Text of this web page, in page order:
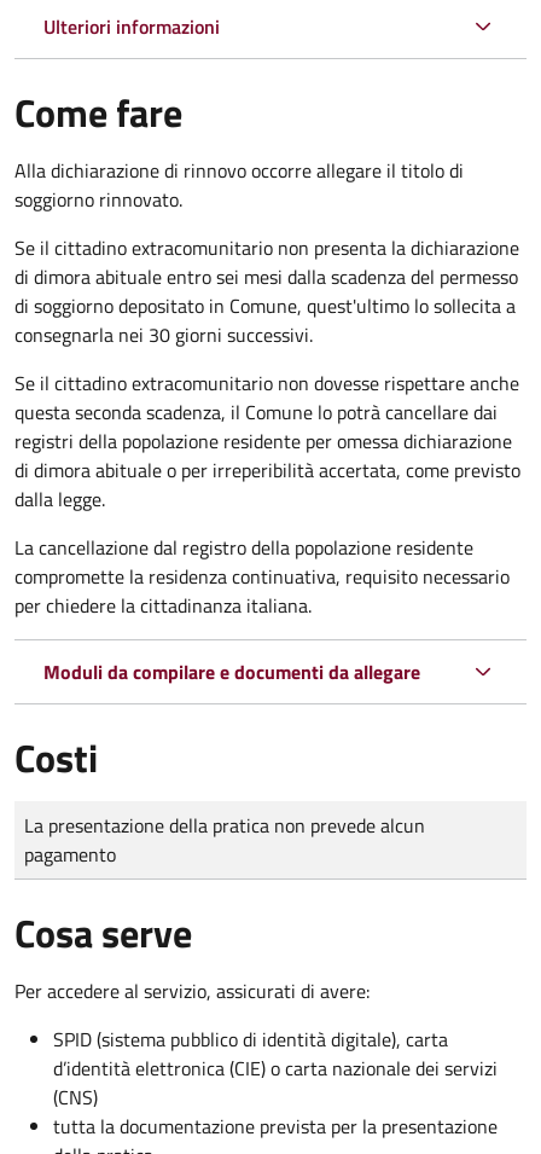
Ulteriori informazioni
Come fare
Alla dichiarazione di rinnovo occorre allegare il titolo di
soggiorno rinnovato.
Se il cittadino extracomunitario non presenta la dichiarazione
di dimora abituale entro sei mesi dalla scadenza del permesso
di soggiorno depositato in Comune, quest'ultimo lo sollecita a
consegnarla nei 30 giorni successivi.
Se il cittadino extracomunitario non dovesse rispettare anche
questa seconda scadenza, il Comune lo potrà cancellare dai
registri della popolazione residente per omessa dichiarazione
di dimora abituale o per irreperibilità accertata, come previsto
dalla legge.
La cancellazione dal registro della popolazione residente
compromette la residenza continuativa, requisito necessario
per chiedere la cittadinanza italiana.
Moduli da compilare e documenti da allegare
Costi
Tipo di pagamento
Importo
La presentazione della pratica non prevede alcun
pagamento
Cosa serve
Per accedere al servizio, assicurati di avere:
SPID (sistema pubblico di identità digitale), carta
d’identità elettronica (CIE) o carta nazionale dei servizi
(CNS)
tutta la documentazione prevista per la presentazione